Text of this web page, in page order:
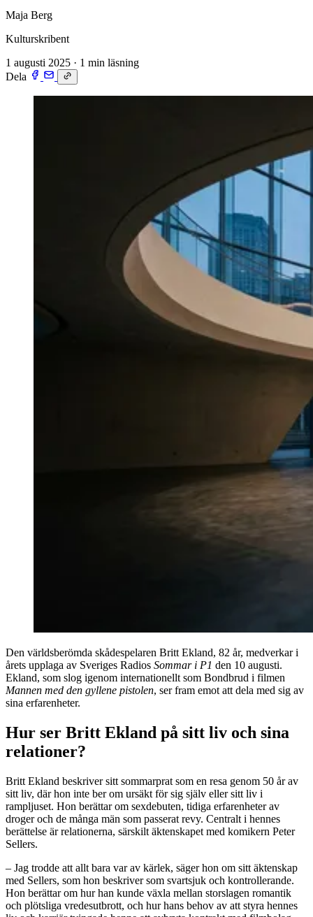
Maja Berg
Kulturskribent
1 augusti 2025 · 1 min läsning
Dela
Den världsberömda skådespelaren Britt Ekland, 82 år, medverkar i
årets upplaga av Sveriges Radios Sommar i P1 den 10 augusti.
Ekland, som slog igenom internationellt som Bondbrud i filmen
Mannen med den gyllene pistolen, ser fram emot att dela med sig av
sina erfarenheter.
Hur ser Britt Ekland på sitt liv och sina
relationer?
Britt Ekland beskriver sitt sommarprat som en resa genom 50 år av
sitt liv, där hon inte ber om ursäkt för sig själv eller sitt liv i
rampljuset. Hon berättar om sexdebuten, tidiga erfarenheter av
droger och de många män som passerat revy. Centralt i hennes
berättelse är relationerna, särskilt äktenskapet med komikern Peter
Sellers.
– Jag trodde att allt bara var av kärlek, säger hon om sitt äktenskap
med Sellers, som hon beskriver som svartsjuk och kontrollerande.
Hon berättar om hur han kunde växla mellan storslagen romantik
och plötsliga vredesutbrott, och hur hans behov av att styra hennes